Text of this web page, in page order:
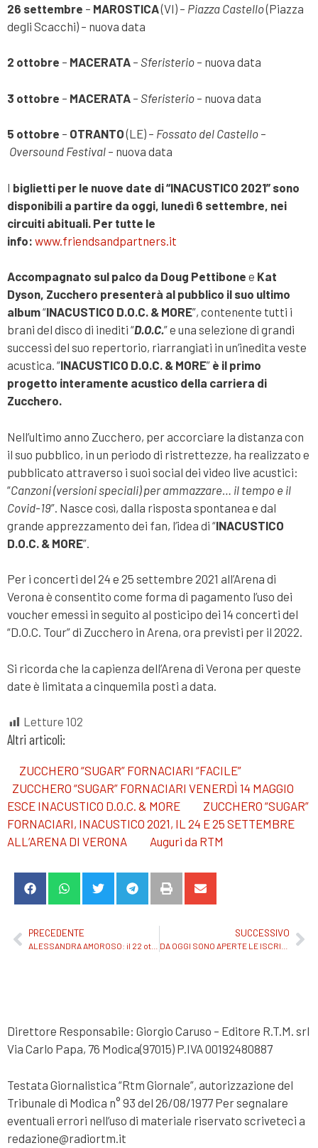
26 settembre – MAROSTICA(VI) – Piazza Castello(Piazza
degli Scacchi) – nuova data
2 ottobre – MACERATA – Sferisterio – nuova data
3 ottobre – MACERATA – Sferisterio – nuova data
5 ottobre – OTRANTO(LE) – Fossato del Castello –
Oversound Festival – nuova data
I biglietti per le nuove date di “INACUSTICO 2021” sono
disponibili a partire da oggi, lunedì 6 settembre, nei
circuiti abituali. Per tutte le
info: www.friendsandpartners.it
Accompagnato sul palco da Doug Pettibone e Kat
Dyson, Zucchero presenterà al pubblico il suo ultimo
album“INACUSTICO D.O.C. & MORE”, contenente tutti i
brani del disco di inediti “D.O.C.” e una selezione di grandi
successi del suo repertorio, riarrangiati in un’inedita veste
acustica. “INACUSTICO D.O.C. & MORE” è il primo
progetto interamente acustico della carriera di
Zucchero.
Nell’ultimo anno Zucchero, per accorciare la distanza con
il suo pubblico, in un periodo di ristrettezze, ha realizzato e
pubblicato attraverso i suoi social dei video live acustici:
“Canzoni (versioni speciali) per ammazzare… il tempo e il
Covid-19”. Nasce così, dalla risposta spontanea e dal
grande apprezzamento dei fan, l’idea di “INACUSTICO
D.O.C. & MORE”.
Per i concerti del 24 e 25 settembre 2021 all’Arena di
Verona è consentito come forma di pagamento l’uso dei
voucher emessi in seguito al posticipo dei 14 concerti del
“D.O.C. Tour” di Zucchero in Arena, ora previsti per il 2022.
Si ricorda che la capienza dell’Arena di Verona per queste
date è limitata a cinquemila posti a data.
Letture 102
Altri articoli:
ZUCCHERO “SUGAR” FORNACIARI “FACILE”
ZUCCHERO “SUGAR” FORNACIARI VENERDÌ 14 MAGGIO
ESCE INACUSTICO D.O.C. & MORE
ZUCCHERO “SUGAR”
FORNACIARI, INACUSTICO 2021, IL 24 E 25 SETTEMBRE
ALL’ARENA DI VERONA
Auguri da RTM
PRECEDENTE SUCCESSIVO
Direttore Responsabile: Giorgio Caruso – Editore R.T.M. srl
Via Carlo Papa, 76 Modica(97015) P.IVA 00192480887
Testata Giornalistica “Rtm Giornale”, autorizzazione del
Tribunale di Modica n° 93 del 26/08/1977 Per segnalare
eventuali errori nell’uso di materiale riservato scriveteci a
redazione@radiortm.it